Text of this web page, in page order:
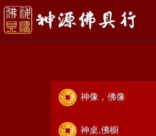
鑼.鼓.鈔<鑼鼓喧天>
神像，佛像
神桌,佛櫥